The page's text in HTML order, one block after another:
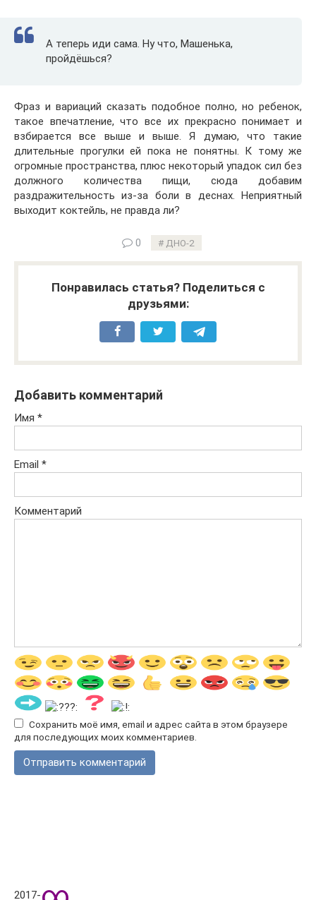
А теперь иди сама. Ну что, Машенька,
пройдёшься?
Фраз и вариаций сказать подобное полно, но ребенок,
такое впечатление, что все их прекрасно понимает и
взбирается все выше и выше. Я думаю, что такие
длительные прогулки ей пока не понятны. К тому же
огромные пространства, плюс некоторый упадок сил без
должного количества пищи, сюда добавим
раздражительность из-за боли в деснах. Неприятный
выходит коктейль, не правда ли?
0 ДНО-2
Понравилась статья? Поделиться с
друзьями:
Добавить комментарий
Имя *
Email *
Комментарий
Сохранить моё имя, email и адрес сайта в этом браузере
для последующих моих комментариев.
2017-